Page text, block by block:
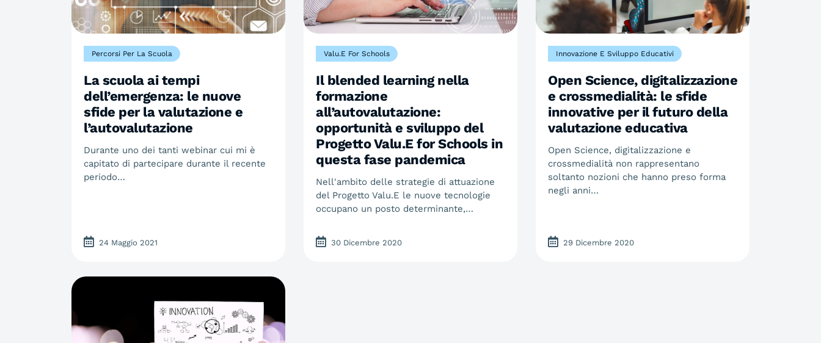
Percorsi Per La Scuola
La scuola ai tempi
dell’emergenza: le nuove
sfide per la valutazione e
l’autovalutazione
Durante uno dei tanti webinar cui mi è
capitato di partecipare durante il recente
periodo…
24 Maggio 2021
Valu.E For Schools
Il blended learning nella
formazione
all’autovalutazione:
opportunità e sviluppo del
Progetto Valu.E for Schools in
questa fase pandemica
Nell'ambito delle strategie di attuazione
del Progetto Valu.E le nuove tecnologie
occupano un posto determinante,…
30 Dicembre 2020
Innovazione E Sviluppo Educativi
Open Science, digitalizzazione
e crossmedialità: le sfide
innovative per il futuro della
valutazione educativa
Open Science, digitalizzazione e
crossmedialità non rappresentano
soltanto nozioni che hanno preso forma
negli anni…
29 Dicembre 2020